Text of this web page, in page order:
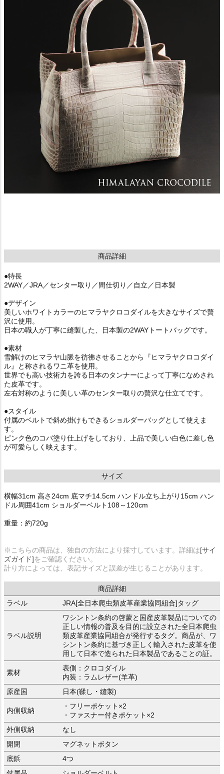
商品詳細
●特長
2WAY／JRA／センター取り／間仕切り／自立／日本製
●デザイン
美しいホワイトカラーのヒマラヤクロコダイルを大きなサイズで贅
沢に使用。
日本の職人が丁寧に縫製した、日本製の2WAYトートバッグです。
●素材
雪解けのヒマラヤ山脈を彷彿させることから『ヒマラヤクロコダイ
ル』と称されるワニ革を使用。
世界でも高い技術力を誇る日本のタンナーによって丁寧になめされ
た皮革です。
左右対称のように美しい革のセンター取りの贅沢な仕立てです。
●スタイル
付属のベルトで斜め掛けもできるショルダーバッグとして使えま
す。
ピンク色のコバ塗り仕上げをしており、上品で美しい白色に差し色
が可愛らしく映えます。
サイズ
横幅31cm 高さ24cm 底マチ14.5cm ハンドル立ち上がり15cm ハン
ドル周囲41cm ショルダーベルト108～120cm
重量：約720g
※こちらの商品は、独自の方法により採寸しています。詳細は[サイ
ズガイド]をご確認ください。
計り方によっては、表記サイズと誤差が生じることがあります。
商品詳細
ラベル
JRA[全日本爬虫類皮革産業協同組合]タッグ
ラベル説明
ワシントン条約の啓蒙と国産皮革製品についての
正しい情報の普及を目的に設立された全日本爬虫
類皮革産業協同組合が発行するタグ。商品が、ワ
シントン条約に基づき正しく輸入された皮革を使
用して日本で造られた日本製品であることの証。
素材
表側：クロコダイル
内装：ラムレザー(羊革)
原産国
日本(鞣し・縫製)
内側収納
・フリーポケット×2
・ファスナー付きポケット×2
外側収納
なし
開閉
マグネットボタン
底鋲
4つ